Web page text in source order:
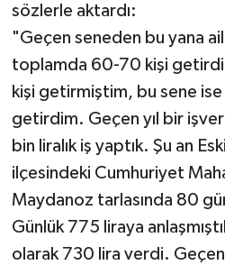
sözlerle aktardı:
"Geçen seneden bu yana
toplamda 60-70 kişi
kişi getirmiştim, bu sene ise
getirdim. Geçen yıl bir
bin liralık iş yaptık. Şu an
ilçesindeki Cumhuriyet
Maydanoz tarlasında 80
Günlük 775 liraya
olarak 730 lira verdi. Geçen